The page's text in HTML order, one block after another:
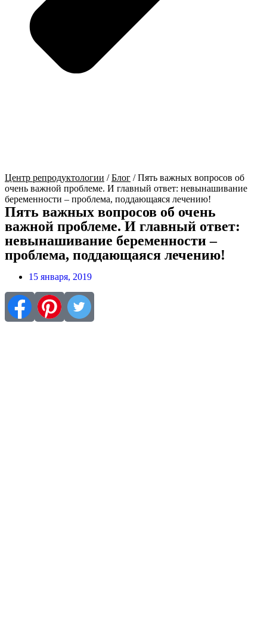
Центр репродуктологии /Блог /Пять важных вопросов об
очень важной проблеме. И главный ответ: невынашивание
беременности – проблема, поддающаяся лечению!
Пять важных вопросов об очень
важной проблеме. И главный ответ:
невынашивание беременности –
проблема, поддающаяся лечению!
15 января, 2019